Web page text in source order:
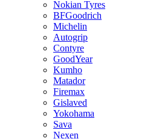
Nokian Tyres
BFGoodrich
Michelin
Autogrip
Contyre
GoodYear
Kumho
Matador
Firemax
Gislaved
Yokohama
Sava
Nexen